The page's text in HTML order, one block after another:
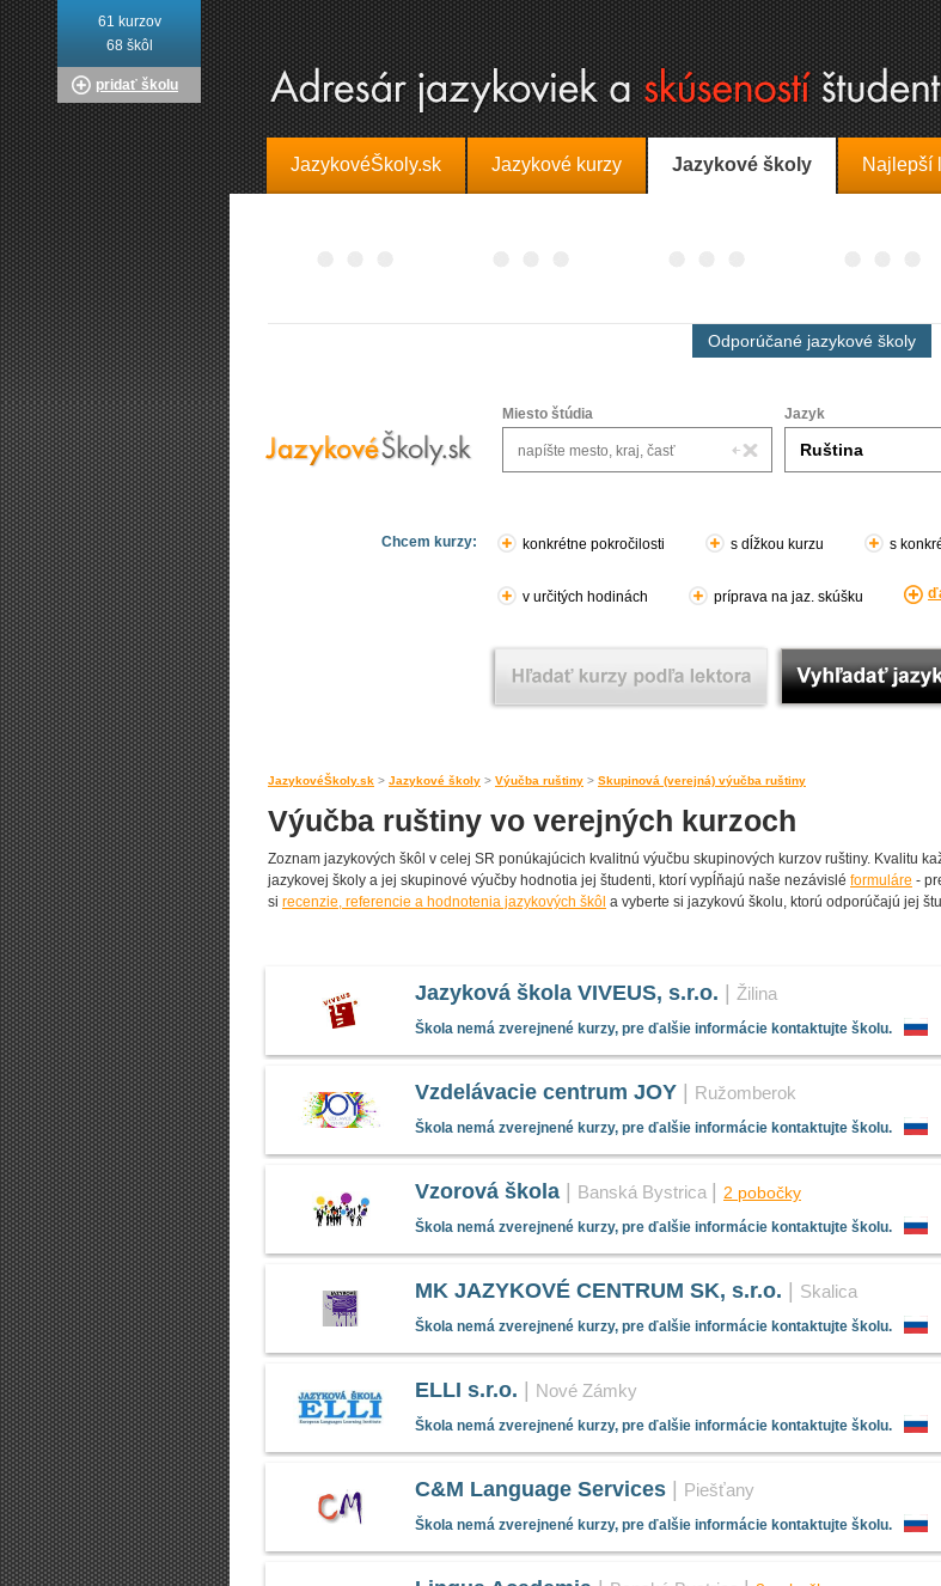
JazykovéŠkoly.sk Jazykové kurzy Jazykové školy Najlepší
Odporúčané jazykové školy
Miesto štúdia Jazyk
Chcem kurzy: konkrétne pokročilosti s dĺžkou kurzu s
v určitých hodinách príprava na jaz. skúšku
JazykovéŠkoly.sk > Jazykové školy > Výučba ruštiny > Skupinová (verejná) výučba ruštiny
Výučba ruštiny vo verejných kurzoch
Zoznam jazykových škôl v celej SR ponúkajúcich kvalitnú výučbu skupinových kurzov ruštiny. Kvalitu
jazykovej školy a jej skupinové výučby hodnotia jej študenti, ktorí vypĺňajú naše nezávislé formuláre -
si recenzie, referencie a hodnotenia jazykových škôl a vyberte si jazykovú školu, ktorú odporúčajú jej
Jazyková škola VIVEUS, s.r.o. Žilina
Škola nemá zverejnené kurzy, pre ďalšie informácie kontaktujte školu.
Vzdelávacie centrum JOY Ružomberok
Škola nemá zverejnené kurzy, pre ďalšie informácie kontaktujte školu.
Vzorová škola Banská Bystrica 2 pobočky
Škola nemá zverejnené kurzy, pre ďalšie informácie kontaktujte školu.
MK JAZYKOVÉ CENTRUM SK, s.r.o. Skalica
Škola nemá zverejnené kurzy, pre ďalšie informácie kontaktujte školu.
ELLI s.r.o. Nové Zámky
Škola nemá zverejnené kurzy, pre ďalšie informácie kontaktujte školu.
C&M Language Services Piešťany
Škola nemá zverejnené kurzy, pre ďalšie informácie kontaktujte školu.
61 kurzov
68 škôl
pridať školu